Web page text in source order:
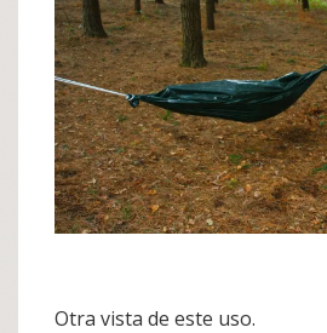
Otra vista de este uso.